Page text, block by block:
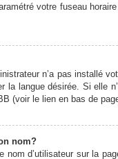
votre fuseau
n’a pas installé
la langue désirée. Si
(voir le lien en bas de
nom?
nom d’utilisateur sur la